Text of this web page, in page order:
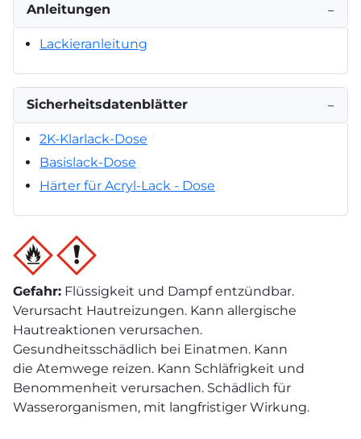
Anleitungen −
Lackieranleitung
Sicherheitsdatenblätter −
2K-Klarlack-Dose
Basislack-Dose
Härter für Acryl-Lack - Dose
Gefahr: Flüssigkeit und Dampf entzündbar.
Verursacht Hautreizungen. Kann allergische
Hautreaktionen verursachen.
Gesundheitsschädlich bei Einatmen. Kann
die Atemwege reizen. Kann Schläfrigkeit und
Benommenheit verursachen. Schädlich für
Wasserorganismen, mit langfristiger Wirkung.